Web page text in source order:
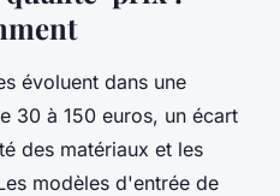
évoluent dans une
30 à 150 euros, un écart
des matériaux et les
modèles d'entrée de